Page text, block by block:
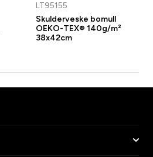
LT95155
Skulderveske bomull
OEKO-TEX® 140g/m²
38x42cm